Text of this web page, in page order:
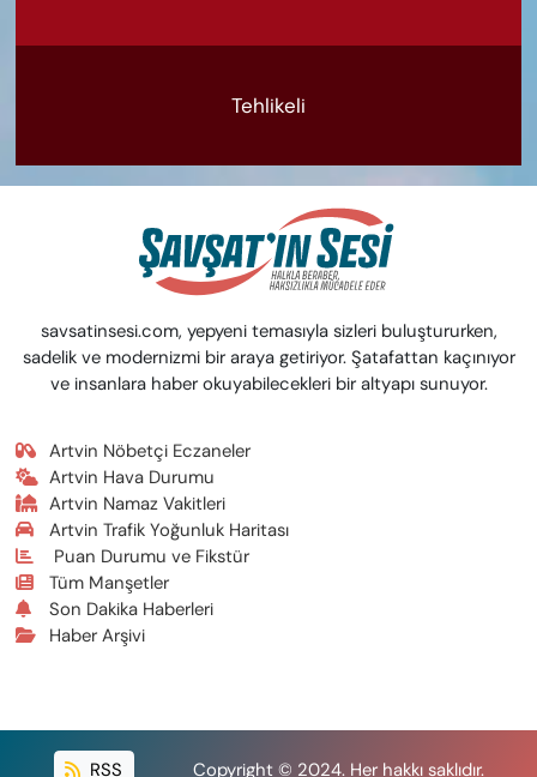
Tehlikeli
savsatinsesi.com, yepyeni temasıyla sizleri buluştururken,
sadelik ve modernizmi bir araya getiriyor. Şatafattan kaçınıyor
ve insanlara haber okuyabilecekleri bir altyapı sunuyor.
Artvin Nöbetçi Eczaneler
Artvin Hava Durumu
Artvin Namaz Vakitleri
Artvin Trafik Yoğunluk Haritası
Puan Durumu ve Fikstür
Tüm Manşetler
Son Dakika Haberleri
Haber Arşivi
RSS Copyright © 2024. Her hakkı saklıdır.